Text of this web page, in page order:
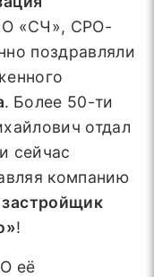
«СЧ», СРО-
поздравляли
. Более 50-ти
отдал
сейчас
компанию
!
её